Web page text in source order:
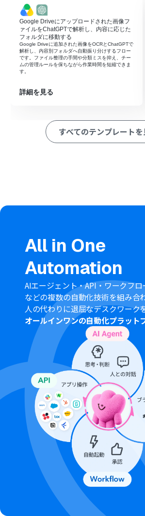
はじめに、お使いのGmailアカウン
カウントをYoomに連携します。
次に、トリガーでGmailを選択し、
ルを受信したら」というアクションを
次に、オペレーションでRPA機能の
る」アクションを設定し、任意のオ
サイト上でGIFへの変換処理を実行し
最後に、オペレーションでGoogle
ファイルを指定のフォルダに格納し
■このワークフローのカスタムポイント
指定してください。
さい。
トリガーは5分、10分、15分、30分
間隔を選択できます。
プランによって最短の起動間隔が異な
ください。
ブラウザを操作するオペレーション
のみご利用いただける機能となってお
ン・ミニプラン・チームプランの場
ーボットのオペレーションはエラー
意ください。
サクセスプランなどの有料プランは
アルを行うことが可能です。無料ト
象のアプリやブラウザを操作するオ
することができます。
ブラウザを操作するオペレーションの
をご参照ください。
Google Driveにアップロードされた画像フ
ァイルをChatGPTで解析し、内容に応じた
フォルダに移動する
Google Driveに追加された画像をOCRとChatGPTで
解析し、内容別フォルダへ自動振り分けするフロー
です。ファイル整理の手間や分類ミスを抑え、チー
ムの管理ルールを保ちながら作業時間を短縮できま
す。
詳細を見る
すべてのテンプレートを
All in One
Automation
AIエージェント・API・ワークフロ
などの複数の自動化技術を組み合
人の代わりに退屈なデスクワーク
オールインワンの自動化プラット